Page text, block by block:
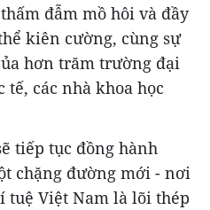
đẫm mồ hôi và đầy
kiên cường, cùng sự
hơn trăm trường đại
tế, các nhà khoa học
tiếp tục đồng hành
chặng đường mới - nơi
tuệ Việt Nam là lõi thép